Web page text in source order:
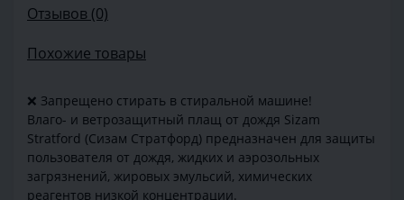
Отзывов (0)
Похожие товары
❌ Запрещено стирать в стиральной машине!
Влаго- и ветрозащитный плащ от дождя Sizam
Stratford (Сизам Стратфорд) предназначен для защиты
пользователя от дождя, жидких и аэрозольных
загрязнений, жировых эмульсий, химических
реагентов низкой концентрации.